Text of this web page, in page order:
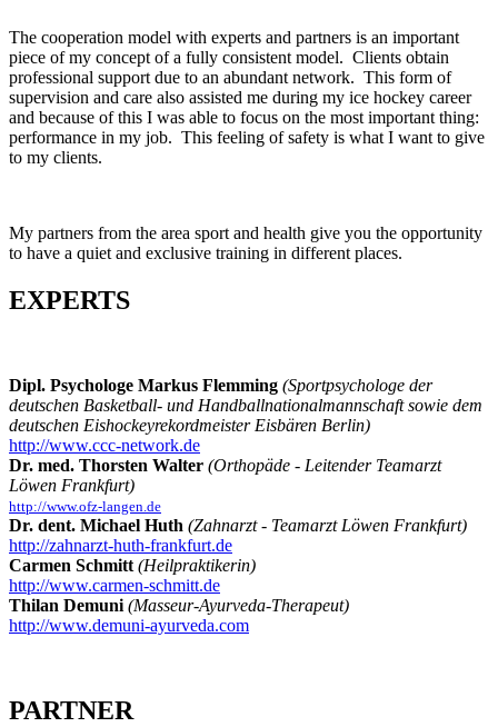
The cooperation model with experts and partners is an important
piece of my concept of a fully consistent model. Clients obtain
professional support due to an abundant network. This form of
supervision and care also assisted me during my ice hockey career
and because of this I was able to focus on the most important thing:
performance in my job. This feeling of safety is what I want to give
to my clients.
My partners from the area sport and health give you the opportunity
to have a quiet and exclusive training in different places.
EXPERTS
Dipl. Psychologe Markus Flemming (Sportpsychologe der
deutschen Basketball- und Handballnationalmannschaft sowie dem
deutschen Eishockeyrekordmeister Eisbären Berlin)
http://www.ccc-network.de
Dr. med. Thorsten Walter (Orthopäde - Leitender Teamarzt
Löwen Frankfurt)
http://www.ofz-langen.de
Dr. dent. Michael Huth (Zahnarzt - Teamarzt Löwen Frankfurt)
http://zahnarzt-huth-frankfurt.de
Carmen Schmitt (Heilpraktikerin)
http://www.carmen-schmitt.de
Thilan Demuni (Masseur-Ayurveda-Therapeut)
http://www.demuni-ayurveda.com
PARTNER